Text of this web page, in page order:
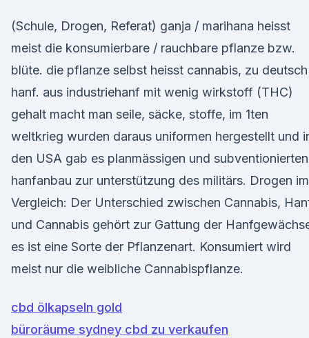
(Schule, Drogen, Referat) ganja / marihana heisst
meist die konsumierbare / rauchbare pflanze bzw.
blüte. die pflanze selbst heisst cannabis, zu deutsch
hanf. aus industriehanf mit wenig wirkstoff (THC)
gehalt macht man seile, säcke, stoffe, im 1ten
weltkrieg wurden daraus uniformen hergestellt und
den USA gab es planmässigen und subventionierten
hanfanbau zur unterstützung des militärs. Drogen im
Vergleich: Der Unterschied zwischen Cannabis,
und Cannabis gehört zur Gattung der
es ist eine Sorte der Pflanzenart. Konsumiert wird
meist nur die weibliche Cannabispflanze.
cbd ölkapseln gold
büroräume sydney cbd zu verkaufen